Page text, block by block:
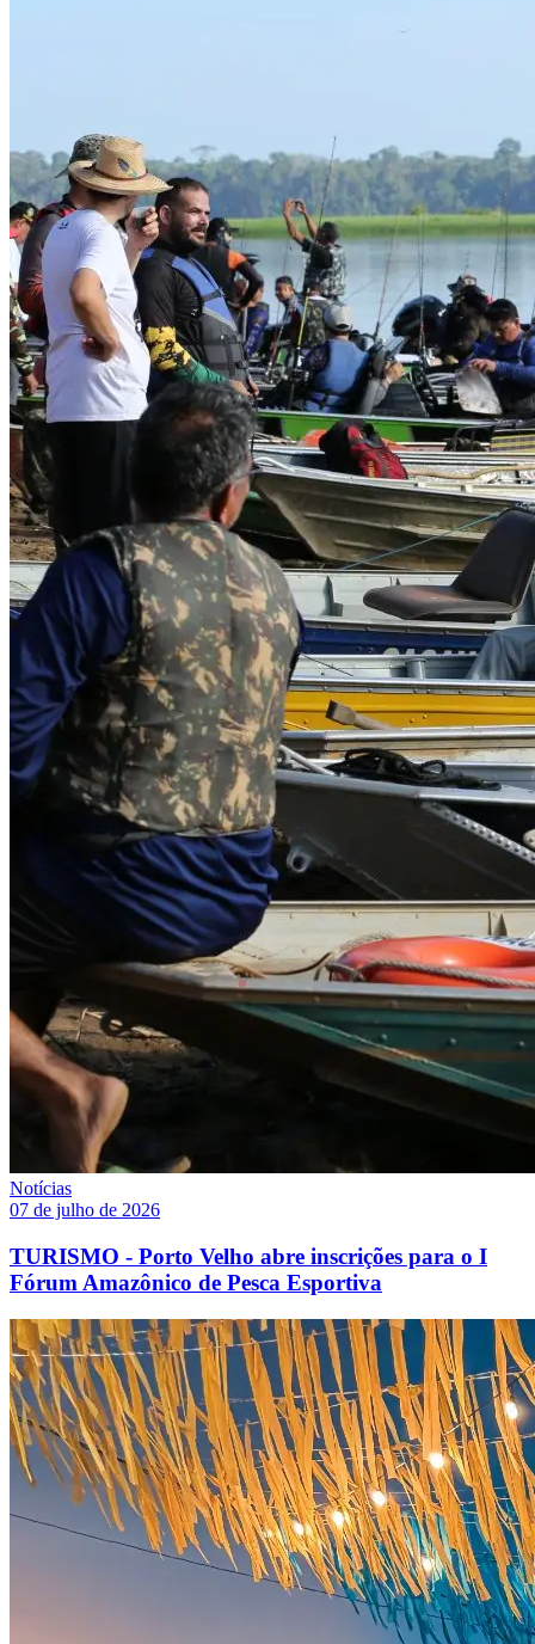
Notícias
07 de julho de 2026
TURISMO - Porto Velho abre inscrições para o I
Fórum Amazônico de Pesca Esportiva